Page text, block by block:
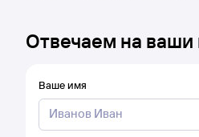
Отвечаем на ваши
Ваше имя